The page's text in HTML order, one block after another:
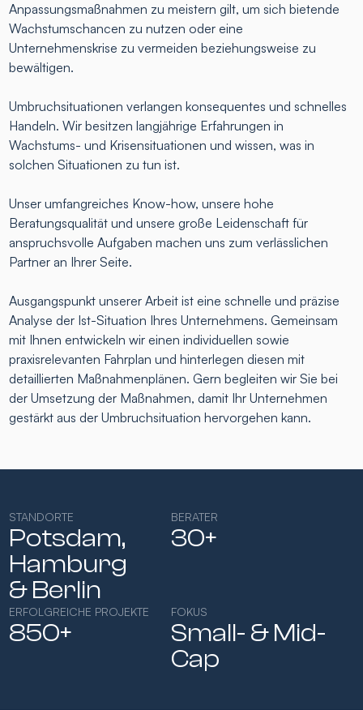
Anpassungsmaßnahmen zu meistern gilt, um sich bietende
Wachstumschancen zu nutzen oder eine
Unternehmenskrise zu vermeiden beziehungsweise zu
bewältigen.
Umbruchsituationen verlangen konsequentes und schnelles
Handeln. Wir besitzen langjährige Erfahrungen in
Wachstums- und Krisensituationen und wissen, was in
solchen Situationen zu tun ist.
Unser umfangreiches Know-how, unsere hohe
Beratungsqualität und unsere große Leidenschaft für
anspruchsvolle Aufgaben machen uns zum verlässlichen
Partner an Ihrer Seite.
Ausgangspunkt unserer Arbeit ist eine schnelle und präzise
Analyse der Ist-Situation Ihres Unternehmens. Gemeinsam
mit Ihnen entwickeln wir einen individuellen sowie
praxisrelevanten Fahrplan und hinterlegen diesen mit
detaillierten Maßnahmenplänen. Gern begleiten wir Sie bei
der Umsetzung der Maßnahmen, damit Ihr Unternehmen
gestärkt aus der Umbruchsituation hervorgehen kann.
STANDORTE
Potsdam,
Hamburg​
& Berlin
BERATER
30+
ERFOLGREICHE PROJEKTE
850+
FOKUS
Small- & Mid-
Cap​